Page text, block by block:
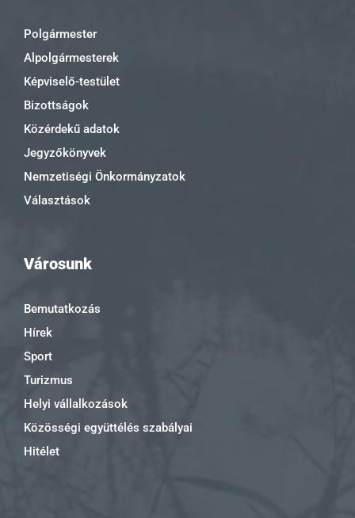
Polgármester
Alpolgármesterek
Képviselő-testület
Bizottságok
Közérdekű adatok
Jegyzőkönyvek
Nemzetiségi Önkormányzatok
Választások
Városunk
Bemutatkozás
Hírek
Sport
Turizmus
Helyi vállalkozások
Közösségi együttélés szabályai
Hitélet